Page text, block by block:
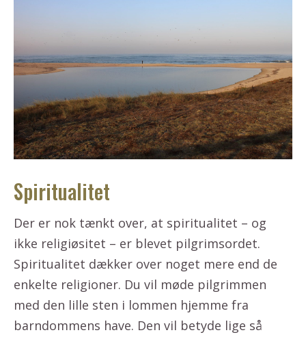
Spiritualitet
Der er nok tænkt over, at spiritualitet – og
ikke religiøsitet – er blevet pilgrimsordet.
Spiritualitet dækker over noget mere end de
enkelte religioner. Du vil møde pilgrimmen
med den lille sten i lommen hjemme fra
barndommens have. Den vil betyde lige så